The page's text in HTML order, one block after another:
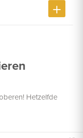
Hetzelfde